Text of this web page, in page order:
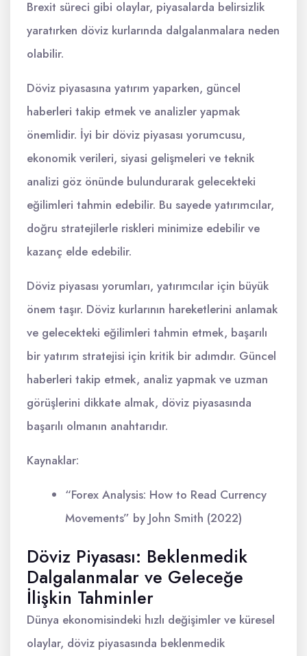
Brexit süreci gibi olaylar, piyasalarda belirsizlik
yaratırken döviz kurlarında dalgalanmalara neden
olabilir.
Döviz piyasasına yatırım yaparken, güncel
haberleri takip etmek ve analizler yapmak
önemlidir. İyi bir döviz piyasası yorumcusu,
ekonomik verileri, siyasi gelişmeleri ve teknik
analizi göz önünde bulundurarak gelecekteki
eğilimleri tahmin edebilir. Bu sayede yatırımcılar,
doğru stratejilerle riskleri minimize edebilir ve
kazanç elde edebilir.
Döviz piyasası yorumları, yatırımcılar için büyük
önem taşır. Döviz kurlarının hareketlerini anlamak
ve gelecekteki eğilimleri tahmin etmek, başarılı
bir yatırım stratejisi için kritik bir adımdır. Güncel
haberleri takip etmek, analiz yapmak ve uzman
görüşlerini dikkate almak, döviz piyasasında
başarılı olmanın anahtarıdır.
Kaynaklar:
“Forex Analysis: How to Read Currency
Movements” by John Smith (2022)
Döviz Piyasası: Beklenmedik
Dalgalanmalar ve Geleceğe
İlişkin Tahminler
Dünya ekonomisindeki hızlı değişimler ve küresel
olaylar, döviz piyasasında beklenmedik